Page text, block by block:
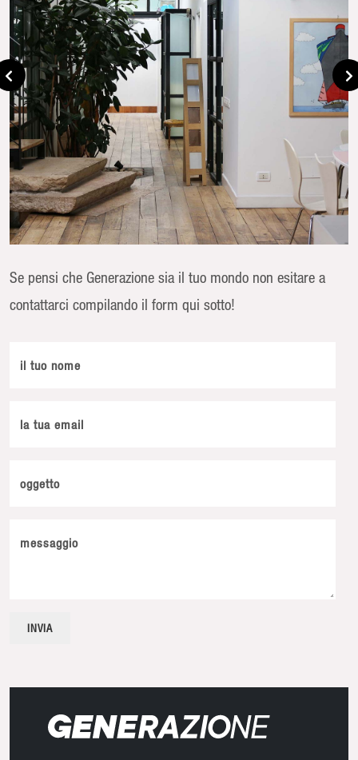
Se pensi che Generazione sia il tuo mondo non esitare a
contattarci compilando il form qui sotto!
il tuo nome
la tua email
oggetto
messaggio